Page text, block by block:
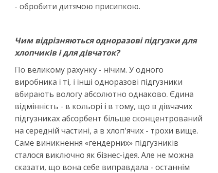
- обробити дитячою присипкою.
Чим відрізняються одноразові підгузки для
хлопчиків і для дівчаток?
По великому рахунку - нічим. У одного
виробника і ті, і інші одноразові підгузники
вбирають вологу абсолютно однаково. Єдина
відмінність - в кольорі і в тому, що в дівчачих
підгузниках абсорбент більше сконцентрований
на середній частині, а в хлоп'ячих - трохи вище.
Саме виникнення «гендерних» підгузників
сталося виключно як бізнес-ідея. Але не можна
сказати, що вона себе виправдала - останнім